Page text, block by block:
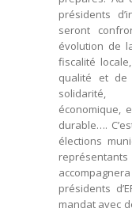
présidents
seront
évolution de
fiscalité
qualité et de
solidarité,
économique,
durable….
élections
présidents
mandat avec